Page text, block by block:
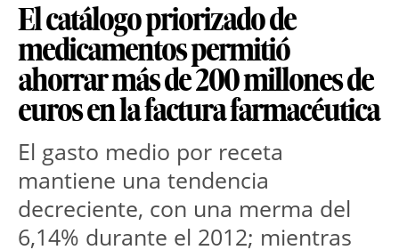
El catálogo priorizado de
medicamentos permitió
ahorrar más de 200 millones de
euros en la factura farmacéutica
El gasto medio por receta
mantiene una tendencia
decreciente, con una merma del
6,14% durante el 2012; mientras